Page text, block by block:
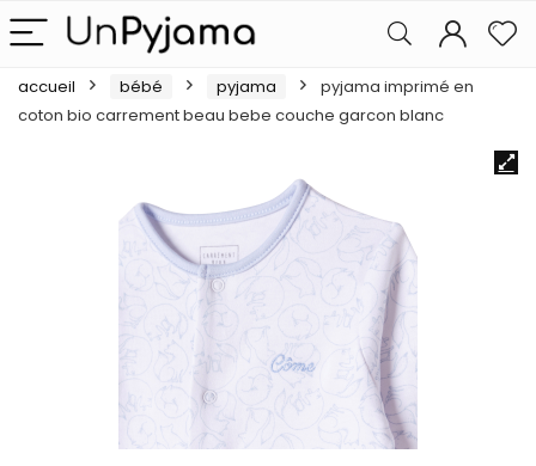
accueil bébé pyjama
pyjama imprimé en
coton bio carrement beau bebe couche garcon blanc